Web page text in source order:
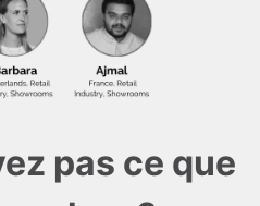
pas ce que